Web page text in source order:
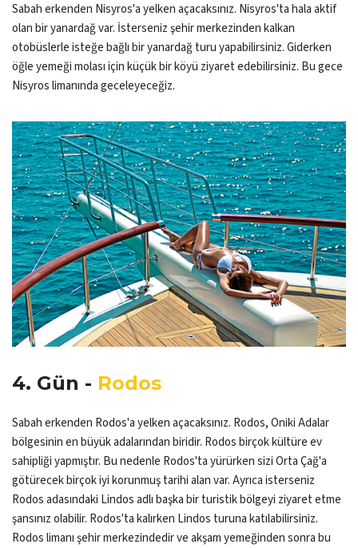
Sabah erkenden Nisyros'a yelken açacaksınız. Nisyros'ta hala aktif
olan bir yanardağ var. İsterseniz şehir merkezinden kalkan
otobüslerle isteğe bağlı bir yanardağ turu yapabilirsiniz. Giderken
öğle yemeği molası için küçük bir köyü ziyaret edebilirsiniz. Bu gece
Nisyros limanında geceleyeceğiz.
4. Gün - Rodos
Sabah erkenden Rodos'a yelken açacaksınız. Rodos, Oniki Adalar
bölgesinin en büyük adalarından biridir. Rodos birçok kültüre ev
sahipliği yapmıştır. Bu nedenle Rodos'ta yürürken sizi Orta Çağ'a
götürecek birçok iyi korunmuş tarihi alan var. Ayrıca isterseniz
Rodos adasındaki Lindos adlı başka bir turistik bölgeyi ziyaret etme
şansınız olabilir. Rodos'ta kalırken Lindos turuna katılabilirsiniz.
Rodos limanı şehir merkezindedir ve akşam yemeğinden sonra bu